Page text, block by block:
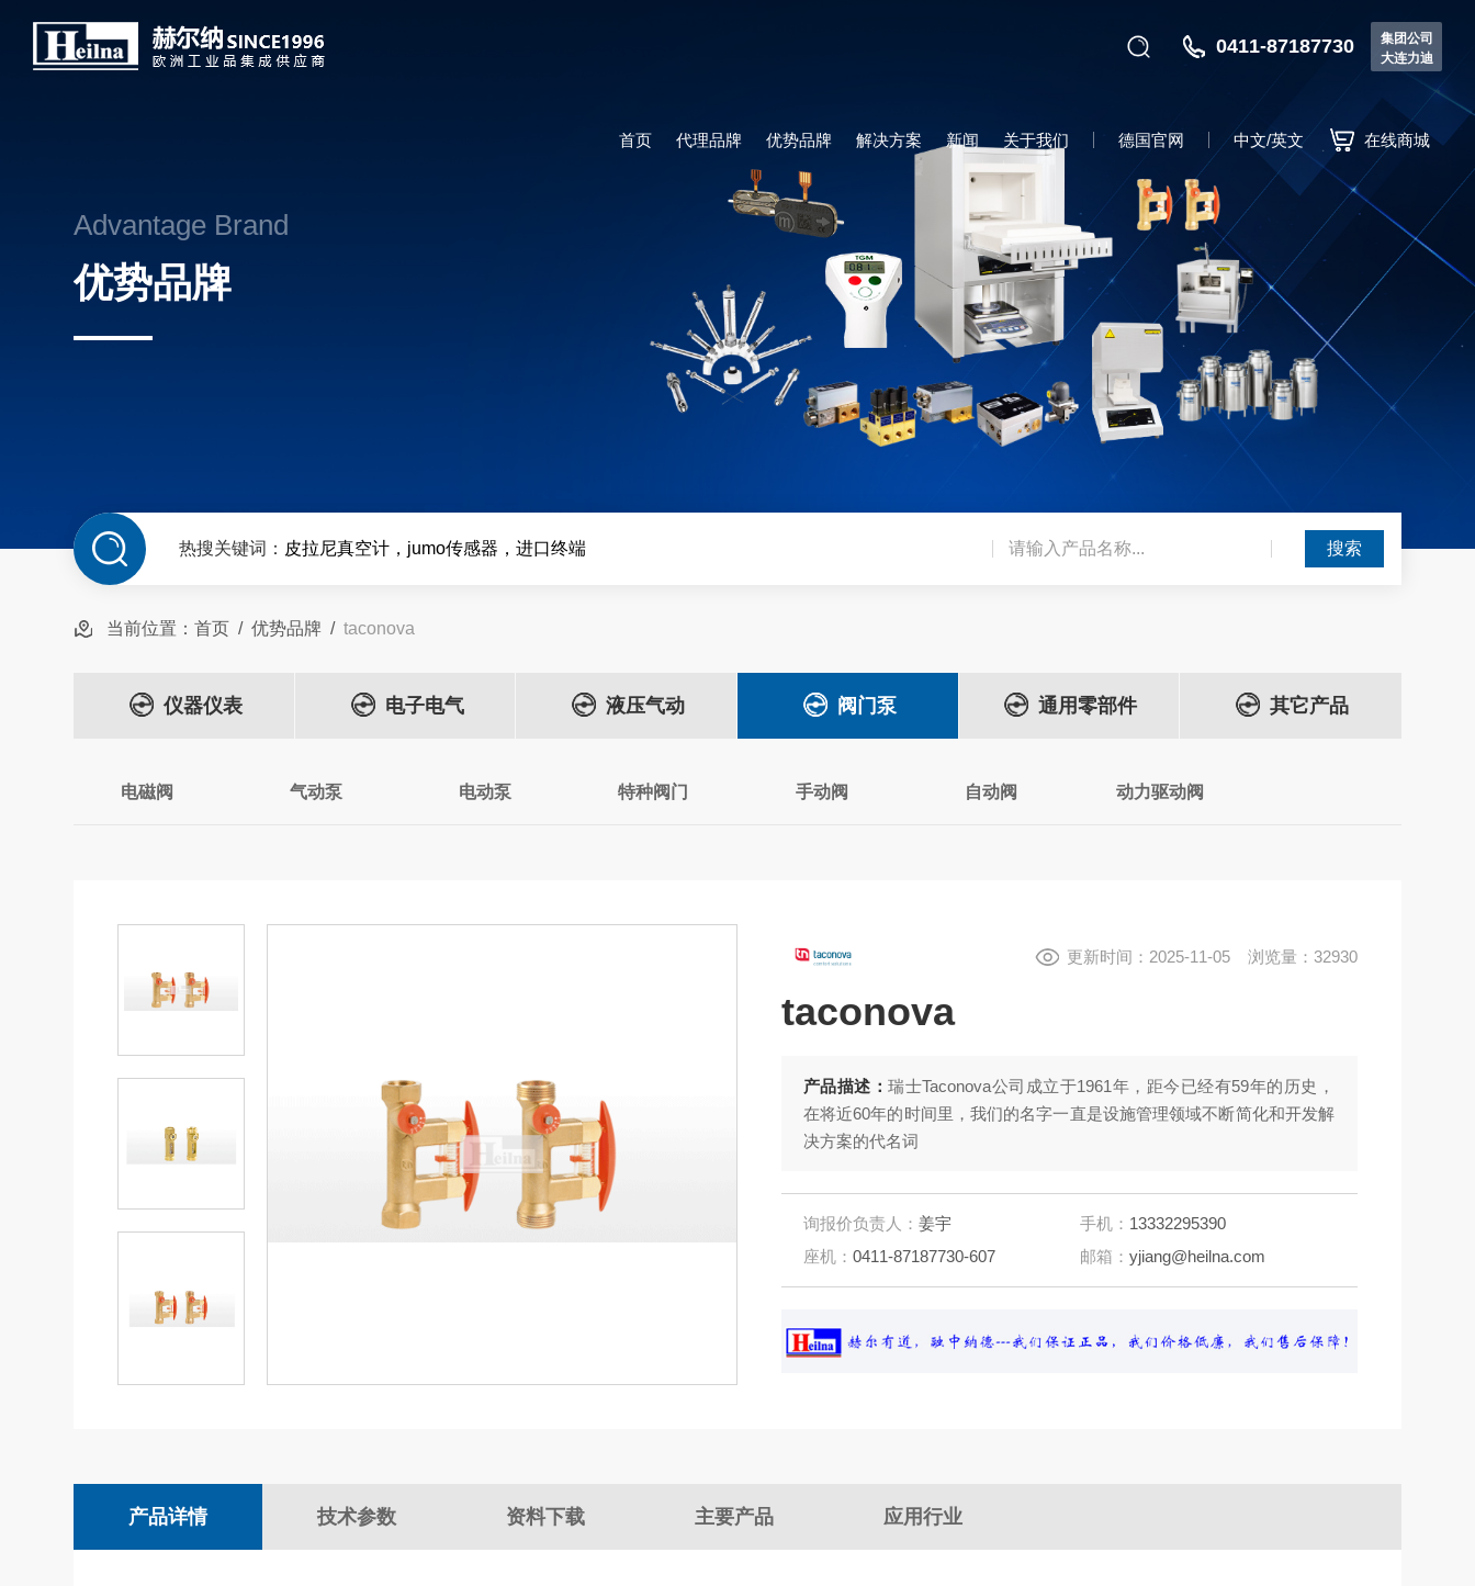
集团公司
大连力迪
0411-87187730
首页 代理品牌 优势品牌 解决方案 新闻 关于我们 德国官网 中文/英文 在线商城
Advantage Brand
优势品牌
热搜关键词： 皮拉尼真空计，jumo传感器，进口终端
当前位置：首页 /优势品牌 /taconova
仪器仪表 电子电气 液压气动 阀门泵 通用零部件 其它产品
电磁阀 气动泵 电动泵 特种阀门 手动阀 自动阀 动力驱动阀
taconova
更新时间：2025-11-05 浏览量：32930
产品描述： 瑞士Taconova公司成立于1961年，距今已经有59年的历史，
在将近60年的时间里，我们的名字一直是设施管理领域不断简化和开发解
决方案的代名词
询报价负责人： 姜宇 手机： 13332295390
座机： 0411-87187730-607 邮箱：yjiang@heilna.com
产品详情 技术参数 资料下载 主要产品 应用行业